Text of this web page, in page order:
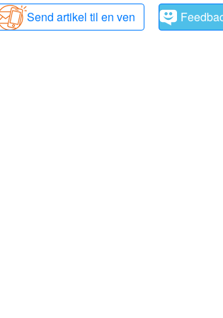
Send artikel til en ven